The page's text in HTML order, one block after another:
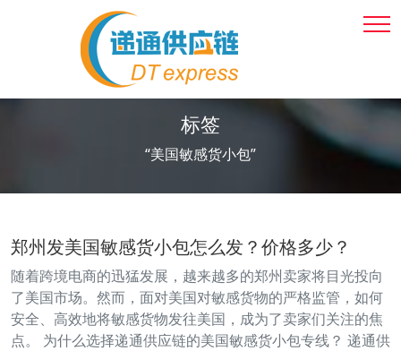
标签
“美国敏感货小包”
郑州发美国敏感货小包怎么发？价格多少？
随着跨境电商的迅猛发展，越来越多的郑州卖家将目光投向
了美国市场。然而，面对美国对敏感货物的严格监管，如何
安全、高效地将敏感货物发往美国，成为了卖家们关注的焦
点。 为什么选择递通供应链的美国敏感货小包专线？ 递通供